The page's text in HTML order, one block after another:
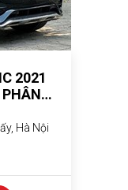
2021
Hà Nội